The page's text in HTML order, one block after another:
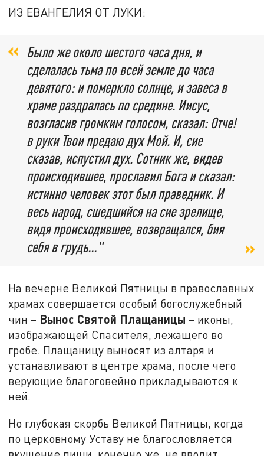
ИЗ ЕВАНГЕЛИЯ ОТ ЛУКИ:
Было же около шестого часа дня, и
сделалась тьма по всей земле до часа
девятого: и померкло солнце, и завеса в
храме раздралась по средине. Иисус,
возгласив громким голосом, сказал: Отче!
в руки Твои предаю дух Мой. И, сие
сказав, испустил дух. Сотник же, видев
происходившее, прославил Бога и сказал:
истинно человек этот был праведник. И
весь народ, сшедшийся на сие зрелище,
видя происходившее, возвращался, бия
себя в грудь..."
На вечерне Великой Пятницы в православных
храмах совершается особый богослужебный
чин – Вынос Святой Плащаницы – иконы,
изображающей Спасителя, лежащего во
гробе. Плащаницу выносят из алтаря и
устанавливают в центре храма, после чего
верующие благоговейно прикладываются к
ней.
Но глубокая скорбь Великой Пятницы, когда
по церковному Уставу не благословляется